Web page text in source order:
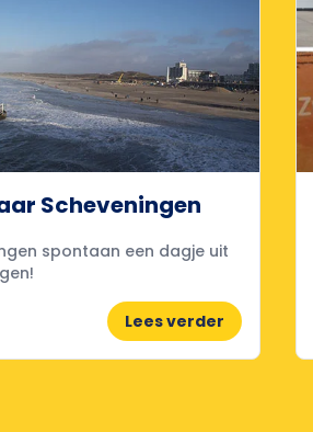
Scheveningen
spontaan een dagje uit
Lees verder